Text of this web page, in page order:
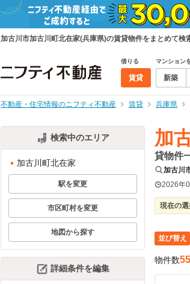
加古川市加古川町北在家(兵庫県)の賃貸物件をまとめて
借りる
賃貸
マンション
新築
不動産・住宅情報のニフティ不動産 賃貸 兵庫県
検索中のエリア
加古川町北在家
駅を変更
市区町村を変更
地図から探す
詳細条件を編集
加
貸物件
加古川
2026年
現在の選
並び替え
物件数55